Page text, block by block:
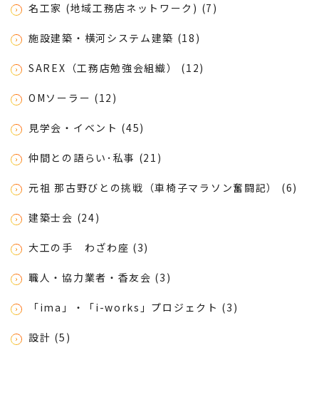
名工家 (地域工務店ネットワーク) (7)
施設建築・横河システム建築 (18)
SAREX（工務店勉強会組織） (12)
OMソーラー (12)
見学会・イベント (45)
仲間との語らい･私事 (21)
元祖 那古野びとの挑戦（車椅子マラソン奮闘記） (6)
建築士会 (24)
大工の手 わざわ座 (3)
職人・協力業者・香友会 (3)
「ima」・「i-works」プロジェクト (3)
設計 (5)